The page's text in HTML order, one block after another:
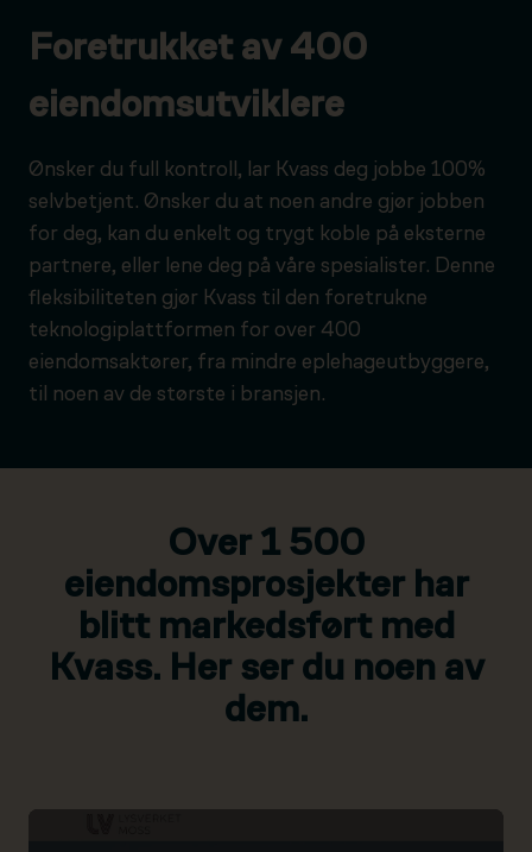
Foretrukket av 400
eiendomsutviklere
Ønsker du full kontroll, lar Kvass deg jobbe 100%
selvbetjent. Ønsker du at noen andre gjør jobben
for deg, kan du enkelt og trygt koble på eksterne
partnere, eller lene deg på våre spesialister. Denne
fleksibiliteten gjør Kvass til den foretrukne
teknologiplattformen for over 400
eiendomsaktører, fra mindre eplehageutbyggere,
til noen av de største i bransjen.
Over 1 500
eiendomsprosjekter har
blitt markedsført med
Kvass. Her ser du noen av
dem.